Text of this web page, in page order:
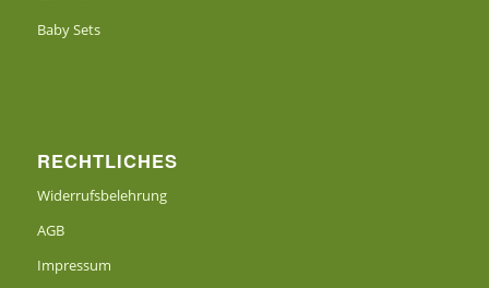
Baby Sets
RECHTLICHES
Widerrufsbelehrung
AGB
Impressum